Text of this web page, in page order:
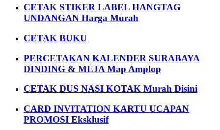
CETAK STIKER LABEL HANGTAG
UNDANGAN Harga Murah
CETAK BUKU
PERCETAKAN KALENDER SURABAYA
DINDING & MEJA Map Amplop
CETAK DUS NASI KOTAK Murah Disini
CARD INVITATION KARTU UCAPAN
PROMOSI Eksklusif